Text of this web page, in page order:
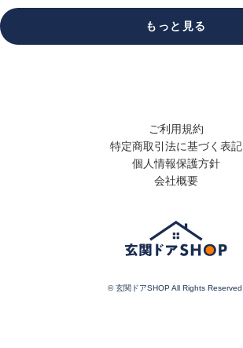
もっと見る
ご利用規約
特定商取引法に基づく表記
個人情報保護方針
会社概要
© 玄関ドアSHOP All Rights Reserved.